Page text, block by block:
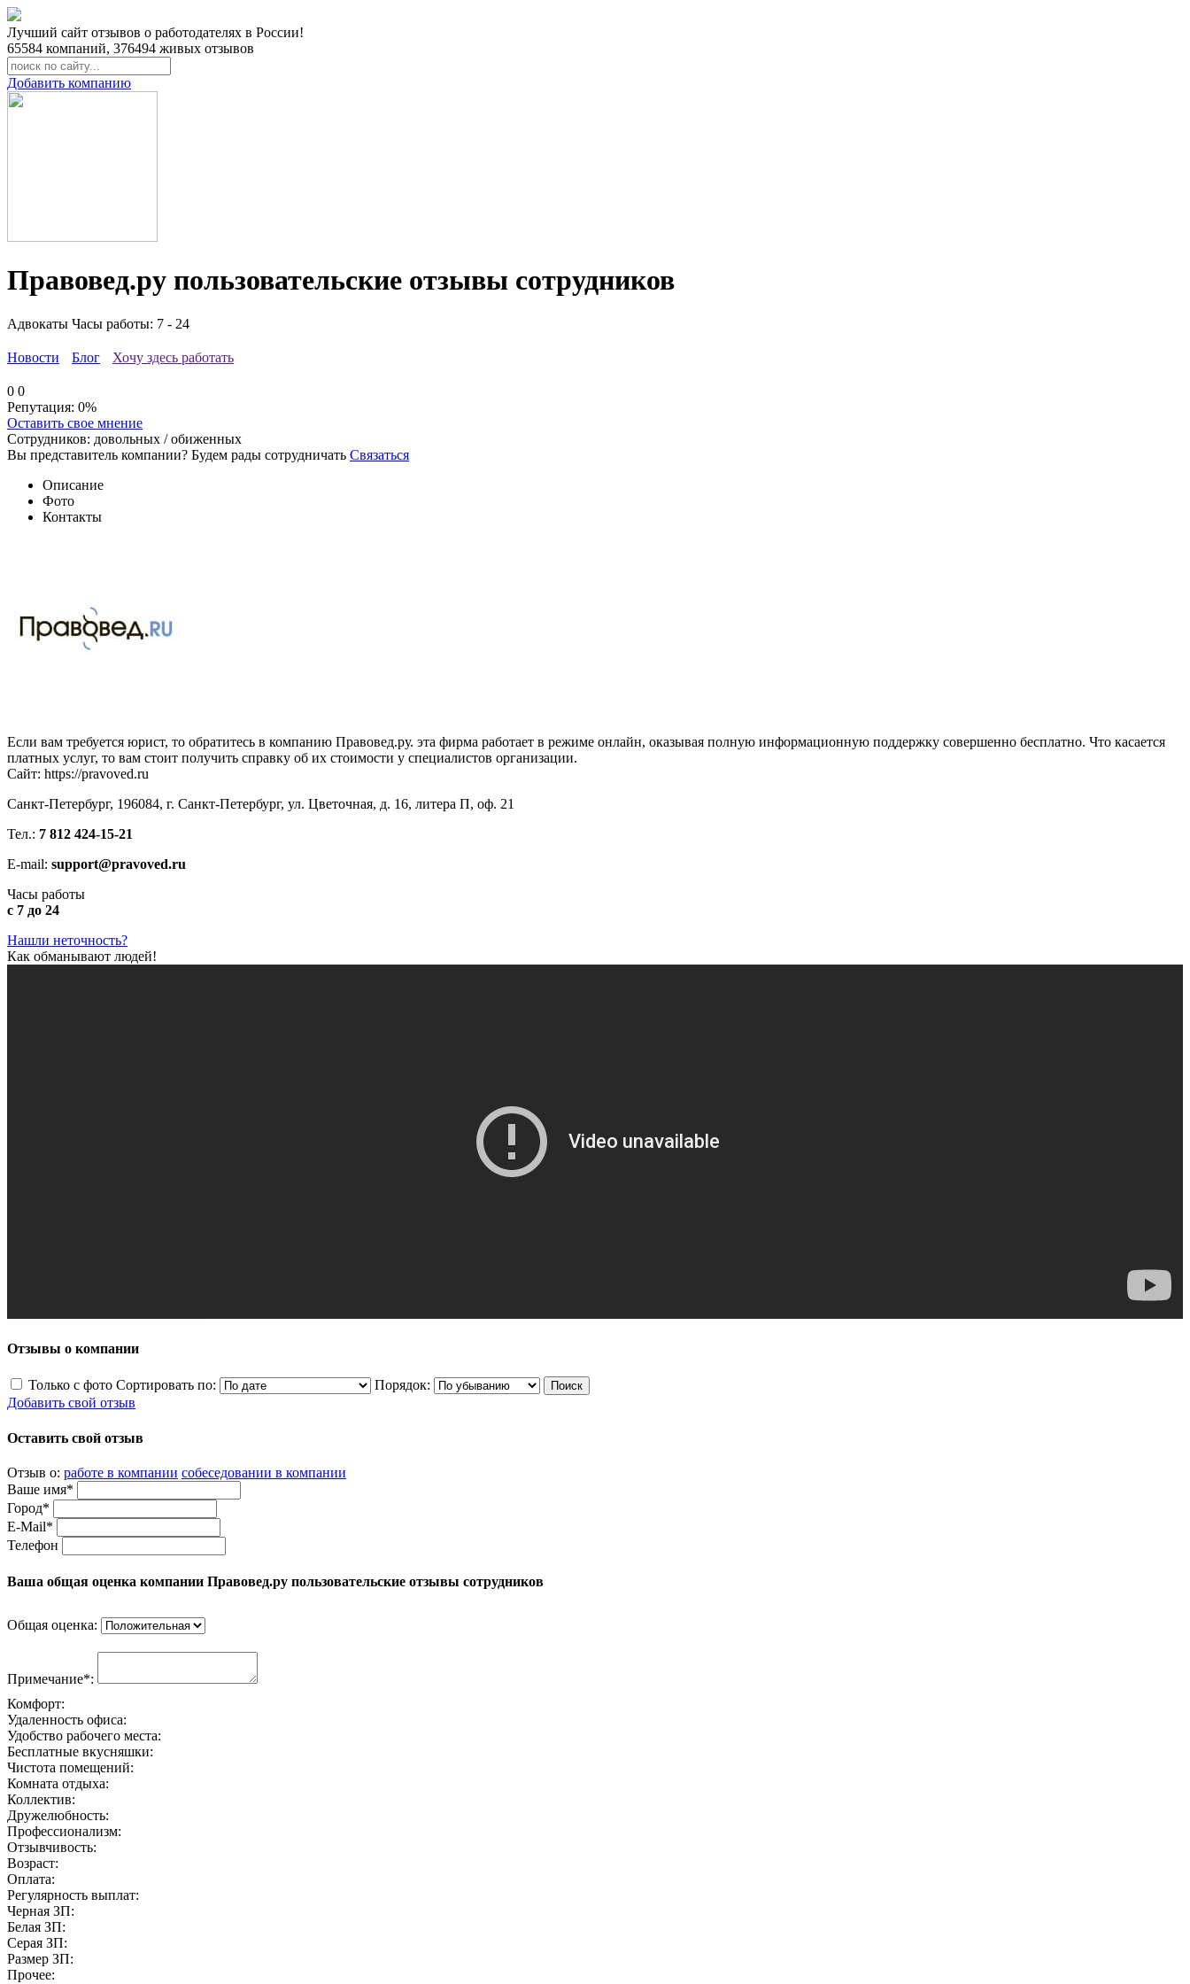
Лучший сайт отзывов о работодателях в России!
65584 компаний, 376494 живых отзывов
Добавить компанию
Правовед.ру пользовательские отзывы сотрудников
Адвокаты Часы работы: 7 - 24
Новости Блог Хочу здесь работать
0 0
Репутация: 0%
Оставить свое мнение
Сотрудников: довольных /обиженных
Вы представитель компании? Будем рады сотрудничать Связаться
Описание
Фото
Контакты
Если вам требуется юрист, то обратитесь в компанию Правовед.ру. эта фирма работает в режиме онлайн, оказывая полную информационную поддержку совершенно бесплатно. Что касается
платных услуг, то вам стоит получить справку об их стоимости у специалистов организации.
Сайт: https://pravoved.ru
Санкт-Петербург, 196084, г. Санкт-Петербург, ул. Цветочная, д. 16, литера П, оф. 21
Тел.: 7 812 424-15-21
E-mail: support@pravoved.ru
Часы работы
с 7 до 24
Нашли неточность?
Как обманывают людей!
Отзывы о компании
Только с фото Сортировать по:
Порядок:
Добавить свой отзыв
Оставить свой отзыв
Отзыв о: работе в компании собеседовании в компании
Ваше имя*
Город*
E-Mail*
Телефон
Ваша общая оценка компании Правовед.ру пользовательские отзывы сотрудников
Общая оценка:
Примечание*:
Комфорт:
Удаленность офиса:
Удобство рабочего места:
Бесплатные вкусняшки:
Чистота помещений:
Комната отдыха:
Коллектив:
Дружелюбность:
Профессионализм:
Отзывчивость:
Возраст:
Оплата:
Регулярность выплат:
Черная ЗП:
Белая ЗП:
Серая ЗП:
Размер ЗП:
Прочее: